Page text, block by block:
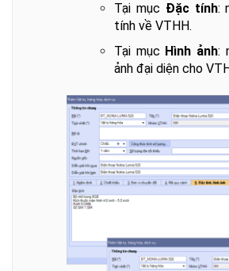
Tại mục Đặc tính:
tính về VTHH.
Tại mục Hình ảnh:
ảnh đại diện cho